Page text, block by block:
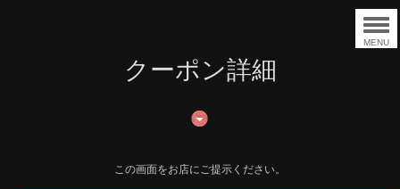
MENU
クーポン詳細
この画面をお店にご提示ください。